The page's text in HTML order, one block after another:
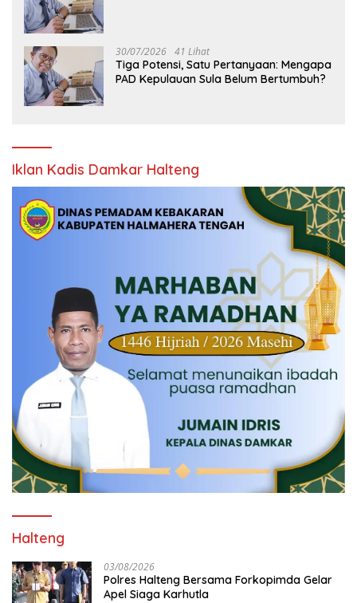
30/07/2026 41 Lihat
Tiga Potensi, Satu Pertanyaan: Mengapa
PAD Kepulauan Sula Belum Bertumbuh?
Iklan Kadis Damkar Halteng
Halteng
03/08/2026
Polres Halteng Bersama Forkopimda Gelar
Apel Siaga Karhutla